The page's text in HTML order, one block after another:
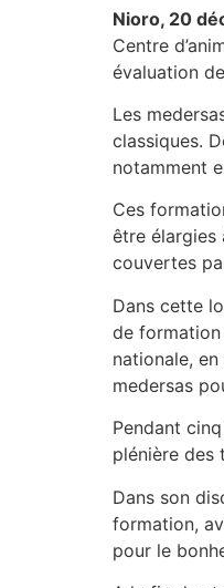
Nioro, 20
Centre
évaluation
Les
classiques.
notamment
Ces
être élargies
couvertes
Dans cette
de formation
nationale,
medersas
Pendant
plénière des
Dans son
formation,
pour le